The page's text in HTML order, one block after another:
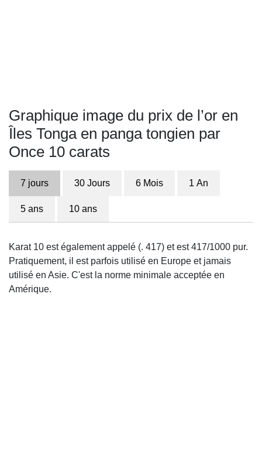
Graphique image du prix de l’or en
Îles Tonga en panga tongien par
Once 10 carats
7 jours 30 Jours 6 Mois 1 An
5 ans 10 ans
Karat 10 est également appelé (. 417) et est 417/1000 pur.
Pratiquement, il est parfois utilisé en Europe et jamais
utilisé en Asie. C'est la norme minimale acceptée en
Amérique.